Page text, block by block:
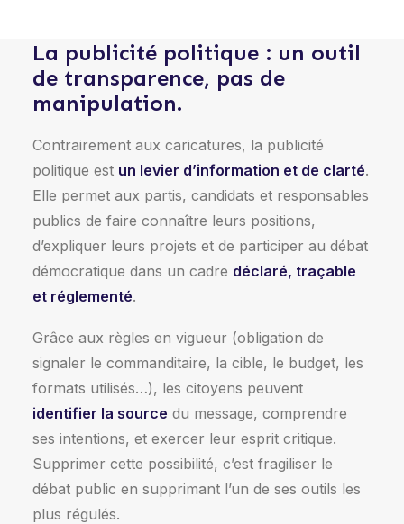
La publicité politique : un outil
de transparence, pas de
manipulation.
Contrairement aux caricatures, la publicité
politique est un levier d’information et de clarté.
Elle permet aux partis, candidats et responsables
publics de faire connaître leurs positions,
d’expliquer leurs projets et de participer au débat
démocratique dans un cadre déclaré, traçable
et réglementé.
Grâce aux règles en vigueur (obligation de
signaler le commanditaire, la cible, le budget, les
formats utilisés…), les citoyens peuvent
identifier la source du message, comprendre
ses intentions, et exercer leur esprit critique.
Supprimer cette possibilité, c’est fragiliser le
débat public en supprimant l’un de ses outils les
plus régulés.